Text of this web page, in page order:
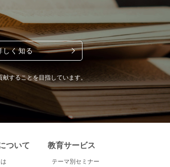
しく知る
献することを目指しています。
ついて 教育サービス
テーマ別セミナー